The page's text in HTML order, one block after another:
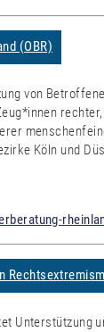
(OBR)
von
Köln und
Unterstützung